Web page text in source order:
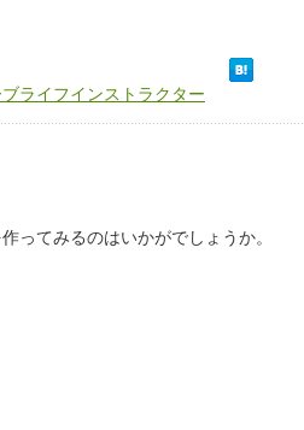
ライフインストラクター
ってみるのはいかがでしょうか。